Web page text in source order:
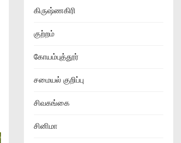
கிருஷ்ணகிரி
குற்றம்
கோயம்புத்தூர்
சமையல் குறிப்பு
சிவகங்கை
சினிமா